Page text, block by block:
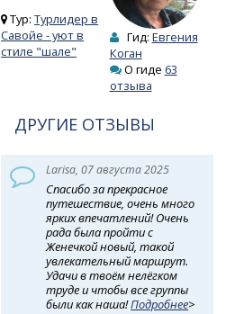
Тур:Турлидер в
Савойе - уют в
стиле "шале"
Гид: Евгения
Коган
О гиде 63
отзыва
ДРУГИЕ ОТЗЫВЫ
Larisa, 07 августа 2025
Спасибо за прекрасное
путешествие, очень много
ярких впечатлений! Очень
рада была пройти с
Женечкой новый, такой
увлекательный маршрут.
Удачи в твоём нелёгком
труде и чтобы все группы
были как наша!Подробнее>